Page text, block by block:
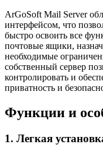
ArGoSoft Mail Server
интерфейсом, что
быстро освоить все
почтовые ящики,
необходимые
собственный сервер
контролировать и
приватность и
Функции и
1. Легкая